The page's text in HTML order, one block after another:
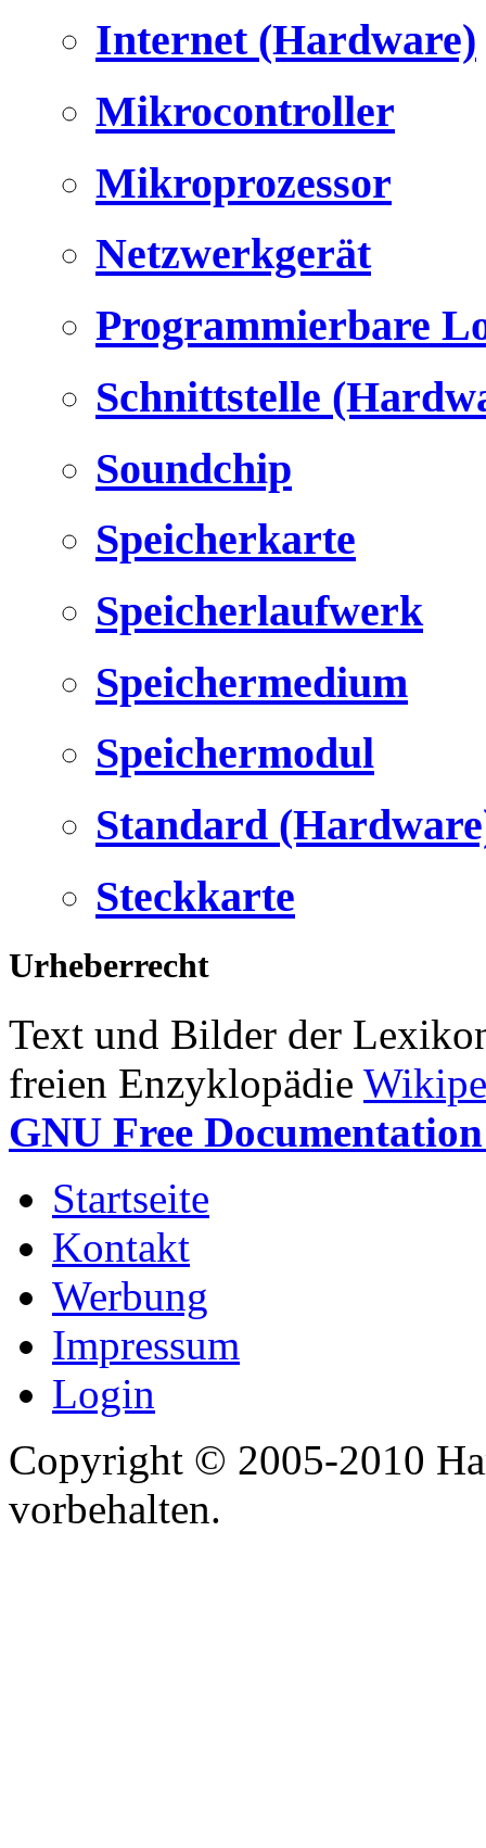
Internet (Hardware)
Mikrocontroller
Mikroprozessor
Netzwerkgerät
Programmierbare
Schnittstelle
Soundchip
Speicherkarte
Speicherlaufwerk
Speichermedium
Speichermodul
Standard
Steckkarte
Urheberrecht
Text und Bilder der
freien Enzyklopädie
GNU Free
Startseite
Kontakt
Werbung
Impressum
Login
Copyright © 2005-2010
vorbehalten.